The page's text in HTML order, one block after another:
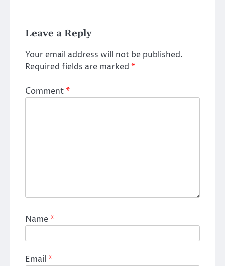
Leave a Reply
Your email address will not be published.
Required fields are marked *
Comment*
Name*
Email *